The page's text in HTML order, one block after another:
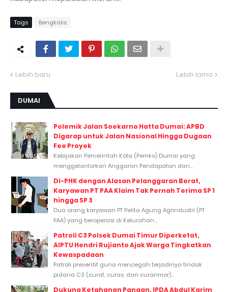
Tags Bengkalis
Lebih baru Lebih lama
DUMAI
Polemik Jalan Soekarno Hatta Dumai: APBD
Digarap untuk Jalan Nasional Hingga Dugaan
Fee Proyek
Kebijakan Pemerintah Kota (Pemko) Dumai yang
menggelontorkan Anggaran Pendapatan dan...
Di-PHK dengan Alasan Pelanggaran Berat,
Karyawan PT PAA Klaim Tak Pernah Terima SP 1
hingga SP 3
Dua orang karyawan PT Pelita Agung Agrindustri (PT
PAA) yang beroperasi di Kelurahan...
Patroli C3 Polsek Dumai Timur Diperketat,
AIPTU Hendri Rujianto Ajak Warga Tingkatkan
Kewaspadaan
Patroli preventif guna mencegah terjadinya tindak
pidana C3 (curat, curas, dan curanmor)...
Dukung Ketahanan Pangan, IPDA Abdul Karim